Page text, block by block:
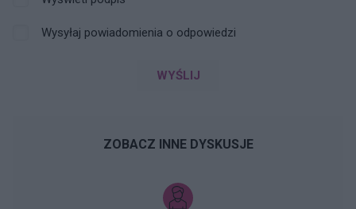
Wysyłaj powiadomienia o odpowiedzi
WYŚLIJ
ZOBACZ INNE DYSKUSJE